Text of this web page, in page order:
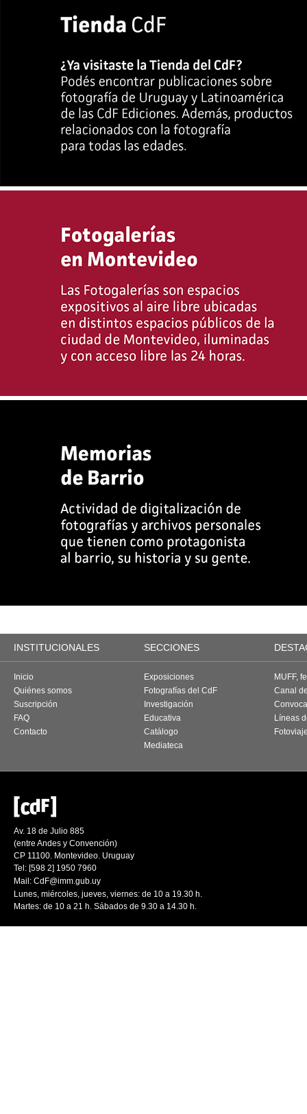
INSTITUCIONALES SECCIONES
Inicio
Quiénes somos
Suscripción
FAQ
Contacto
Exposiciones
Fotografías del CdF
Investigación
Educativa
Catálogo
Mediateca
MUFF,
Canal
Líneas
Av. 18 de Julio 885
(entre Andes y Convención)
CP 11100. Montevideo. Uruguay
Tel: [598 2] 1950 7960
Mail: CdF@imm.gub.uy
Lunes, miércoles, jueves, viernes: de 10 a 19.30 h.
Martes: de 10 a 21 h. Sábados de 9.30 a 14.30 h.